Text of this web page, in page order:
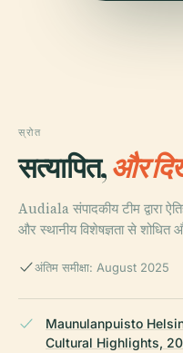
स्रोत
सत्यापित,और
Audiala संपादकीय टीम द्वारा
और स्थानीय विशेषज्ञता से शोधित
अंतिम समीक्षा: August 2025
Maunulanpuisto
Cultural Highlights,